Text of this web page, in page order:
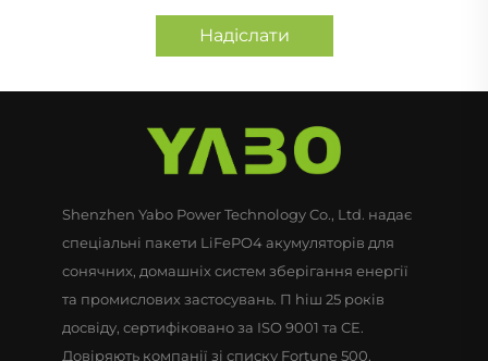
Надіслати
Shenzhen Yabo Power Technology Co., Ltd. надає
спеціальні пакети LiFePO4 акумуляторів для
сонячних, домашніх систем зберігання енергії
та промислових застосувань. П hiш 25 років
досвіду, сертифіковано за ISO 9001 та CE.
Довіряють компанії зі списку Fortune 500.